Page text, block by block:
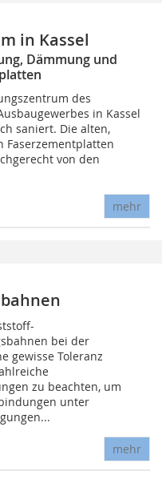
in Kassel
Dämmung und
des
in Kassel
saniert. Die alten,
Faserzementplatten
von den
mehr
bei der
gewisse Toleranz
zu beachten, um
unter
mehr